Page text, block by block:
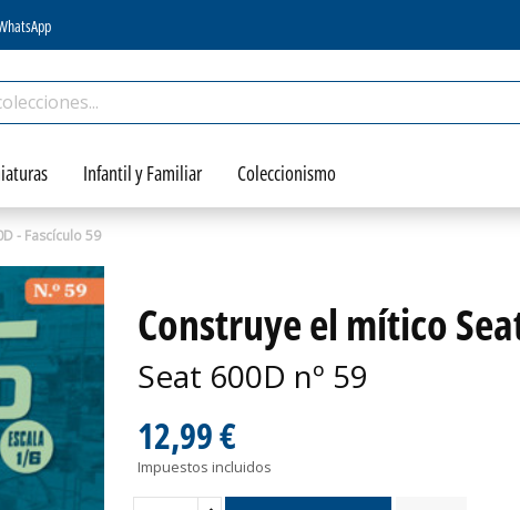
Infantil y Familiar Coleccionismo
- Fascículo 59
Construye el mítico
Seat 600D nº 59
12,99 €
Impuestos incluidos